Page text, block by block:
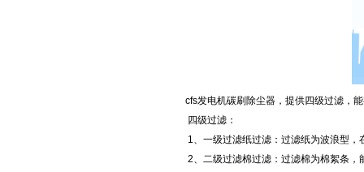
cfs发电机碳刷除尘器，提供四级过滤，
四级过滤：
1、一级过滤纸过滤：过滤纸为波浪型
2、二级过滤棉过滤：过滤棉为棉絮条，